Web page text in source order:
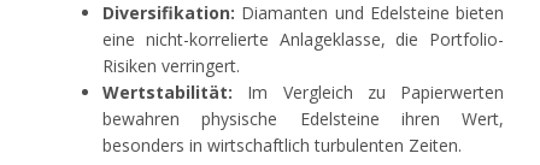
Diversifikation: Diamanten und Edelsteine bieten
eine nicht-korrelierte Anlageklasse, die Portfolio-
Risiken verringert.
Wertstabilität: Im Vergleich zu Papierwerten
bewahren physische Edelsteine ihren Wert,
besonders in wirtschaftlich turbulenten Zeiten.